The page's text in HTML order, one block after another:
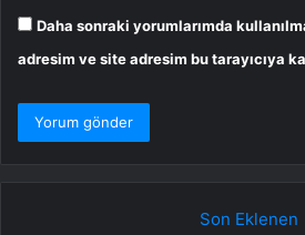
Daha sonraki yorumlarımda
adresim ve site adresim bu tarayıcıya
Son Eklenen